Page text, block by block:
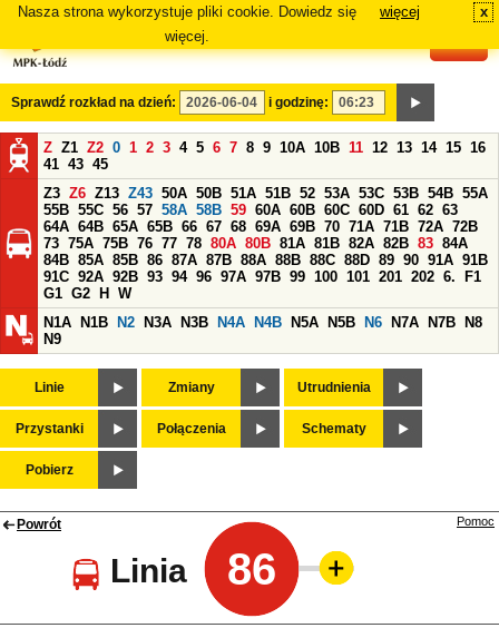
Nasza strona wykorzystuje pliki cookie. Dowiedz się
więcej.
więcej x
Sprawdź rozkład na dzień: i godzinę:
Z Z1 Z2 0 1 2 3 4 5 6 7 8 9 10A 10B 11 12 13 14 15 16
41 43 45
Z3 Z6 Z13 Z43 50A 50B 51A 51B 52 53A 53C 53B 54B 55A
55B 55C 56 57 58A 58B 59 60A 60B 60C 60D 61 62 63
64A 64B 65A 65B 66 67 68 69A 69B 70 71A 71B 72A 72B
73 75A 75B 76 77 78 80A 80B 81A 81B 82A 82B 83 84A
84B 85A 85B 86 87A 87B 88A 88B 88C 88D 89 90 91A 91B
91C 92A 92B 93 94 96 97A 97B 99 100 101 201 202 6.
F1
G1 G2 H
W
N1A
N1B N2 N3A N3B N4A N4B N5A N5B N6 N7A N7B
N8
N9
Linie Zmiany Utrudnienia
Przystanki Połączenia Schematy
Pobierz
Powrót
Linia 86
Pomoc